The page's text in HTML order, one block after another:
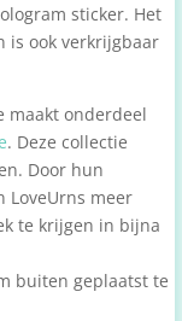
sticker. Het
is ook verkrijgbaar
maakt onderdeel
. Deze collectie
Door hun
LoveUrns meer
te krijgen in bijna
buiten geplaatst te